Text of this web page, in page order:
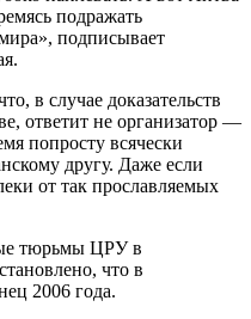
подражать
подписывает
в случае доказательств
ответит не организатор —
попросту всячески
другу. Даже если
от так прославляемых
тюрьмы ЦРУ в
что в
2006 года.